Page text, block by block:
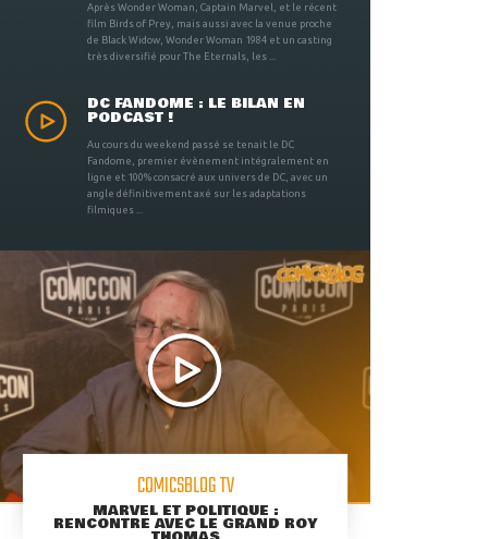
Après Wonder Woman, Captain Marvel, et le récent
film Birds of Prey, mais aussi avec la venue proche
de Black Widow, Wonder Woman 1984 et un casting
très diversifié pour The Eternals, les ...
DC FANDOME : LE BILAN EN
PODCAST !
Au cours du weekend passé se tenait le DC
Fandome, premier évènement intégralement en
ligne et 100% consacré aux univers de DC, avec un
angle définitivement axé sur les adaptations
filmiques ...
COMICSBLOG TV
MARVEL ET POLITIQUE :
RENCONTRE AVEC LE GRAND ROY